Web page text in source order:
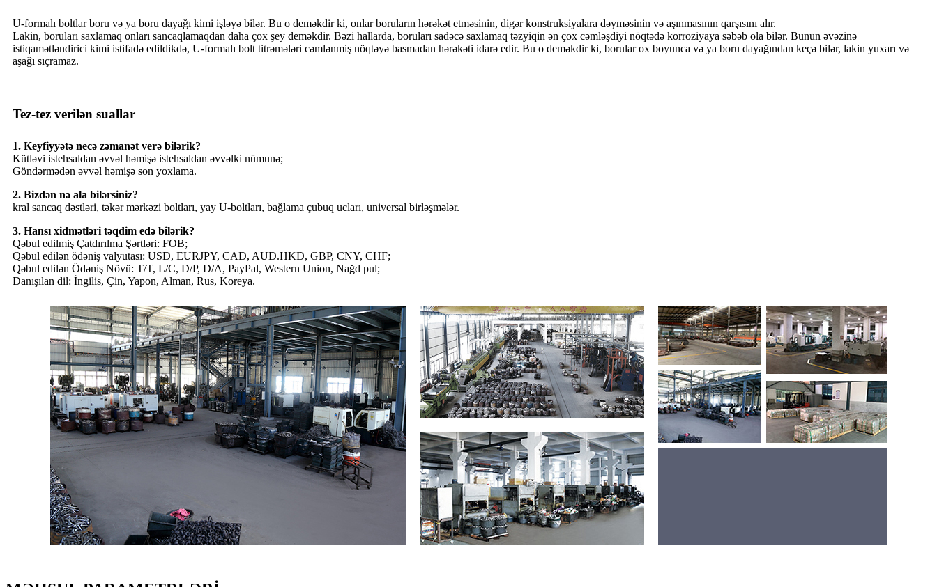
U-formalı boltlar boru və ya boru dayağı kimi işləyə bilər. Bu o deməkdir ki, onlar boruların hərəkət etməsinin, digər konstruksiyalara dəyməsinin və aşınmasının qarşısını alır.
Lakin, boruları saxlamaq onları sancaqlamaqdan daha çox şey deməkdir. Bəzi hallarda, boruları sadəcə saxlamaq təzyiqin ən çox cəmləşdiyi nöqtədə korroziyaya səbəb ola bilər. Bunun əvəzinə
istiqamətləndirici kimi istifadə edildikdə, U-formalı bolt titrəmələri cəmlənmiş nöqtəyə basmadan hərəkəti idarə edir. Bu o deməkdir ki, borular ox boyunca və ya boru dayağından keçə bilər, lakin yuxarı və
aşağı sıçramaz.
Tez-tez verilən suallar
1. Keyfiyyətə necə zəmanət verə bilərik?
Kütləvi istehsaldan əvvəl həmişə istehsaldan əvvəlki nümunə;
Göndərmədən əvvəl həmişə son yoxlama.
2. Bizdən nə ala bilərsiniz?
kral sancaq dəstləri, təkər mərkəzi boltları, yay U-boltları, bağlama çubuq ucları, universal birləşmələr.
3. Hansı xidmətləri təqdim edə bilərik?
Qəbul edilmiş Çatdırılma Şərtləri: FOB;
Qəbul edilən ödəniş valyutası: USD, EURJPY, CAD, AUD.HKD, GBP, CNY, CHF;
Qəbul edilən Ödəniş Növü: T/T, L/C, D/P, D/A, PayPal, Western Union, Nağd pul;
Danışılan dil: İngilis, Çin, Yapon, Alman, Rus, Koreya.